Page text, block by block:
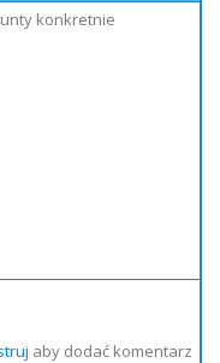
konkretnie
aby dodać komentarz